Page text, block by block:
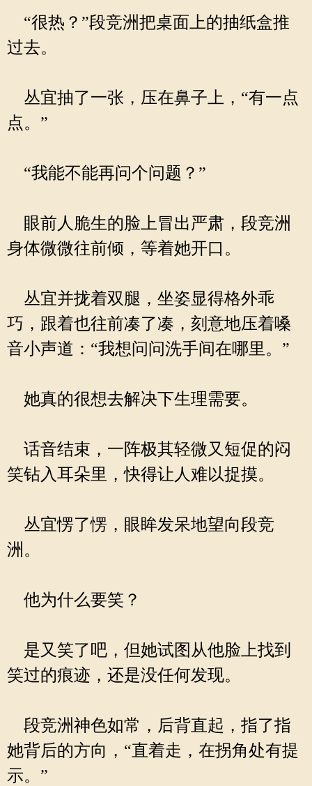
“很热？”段竞洲把桌面上的抽纸盒推
过去。
丛宜抽了一张，压在鼻子上，“有一点
点。”
“我能不能再问个问题？”
眼前人脆生的脸上冒出严肃，段竞洲
身体微微往前倾，等着她开口。
丛宜并拢着双腿，坐姿显得格外乖
巧，跟着也往前凑了凑，刻意地压着嗓
音小声道：“我想问问洗手间在哪里。”
她真的很想去解决下生理需要。
话音结束，一阵极其轻微又短促的闷
笑钻入耳朵里，快得让人难以捉摸。
丛宜愣了愣，眼眸发呆地望向段竞
洲。
他为什么要笑？
是又笑了吧，但她试图从他脸上找到
笑过的痕迹，还是没任何发现。
段竞洲神色如常，后背直起，指了指
她背后的方向，“直着走，在拐角处有提
示。”